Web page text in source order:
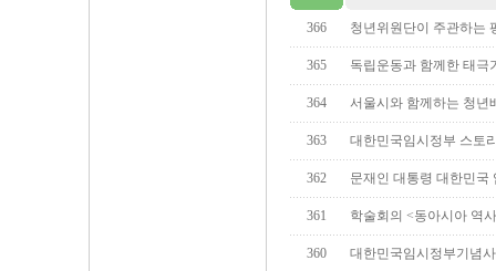
366 청년위원단이 주관하는
365 독립운동과 함께한 태
364 서울시와 함께하는 청년
363 대한민국임시정부 스토
362 문재인 대통령 대한민
361 학술회의 <동아시아 역
360 대한민국임시정부기념